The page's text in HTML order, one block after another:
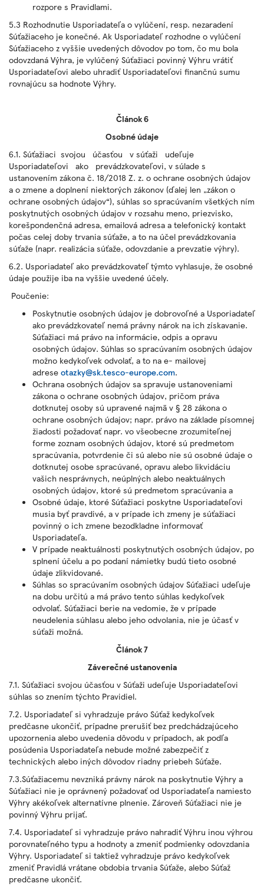
rozpore s Pravidlami.
5.3 Rozhodnutie Usporiadateľa o vylúčení, resp. nezaradení
Súťažiaceho je konečné. Ak Usporiadateľ rozhodne o vylúčení
Súťažiaceho z vyššie uvedených dôvodov po tom, čo mu bola
odovzdaná Výhra, je vylúčený Súťažiaci povinný Výhru vrátiť
Usporiadateľovi alebo uhradiť Usporiadateľovi finančnú sumu
rovnajúcu sa hodnote Výhry.
Článok 6
Osobné údaje
6.1. Súťažiaci svojou účasťou v súťaži udeľuje
Usporiadateľovi ako prevádzkovateľovi, v súlade s
ustanovením zákona č. 18/2018 Z. z. o ochrane osobných údajov
a o zmene a doplnení niektorých zákonov (ďalej len „zákon o
ochrane osobných údajov“), súhlas so spracúvaním všetkých ním
poskytnutých osobných údajov v rozsahu meno, priezvisko,
korešpondenčná adresa, emailová adresa a telefonický kontakt
počas celej doby trvania súťaže, a to na účel prevádzkovania
súťaže (napr. realizácia súťaže, odovzdanie a prevzatie výhry).
6.2. Usporiadateľ ako prevádzkovateľ týmto vyhlasuje, že osobné
údaje použije iba na vyššie uvedené účely.
Poučenie:
Poskytnutie osobných údajov je dobrovoľné a Usporiadateľ
ako prevádzkovateľ nemá právny nárok na ich získavanie.
Súťažiaci má právo na informácie, odpis a opravu
osobných údajov. Súhlas so spracúvaním osobných údajov
možno kedykoľvek odvolať, a to na e- mailovej
adrese otazky@sk.tesco-europe.com.
Ochrana osobných údajov sa spravuje ustanoveniami
zákona o ochrane osobných údajov, pričom práva
dotknutej osoby sú upravené najmä v § 28 zákona o
ochrane osobných údajov; napr. právo na základe písomnej
žiadosti požadovať napr. vo všeobecne zrozumiteľnej
forme zoznam osobných údajov, ktoré sú predmetom
spracúvania, potvrdenie či sú alebo nie sú osobné údaje o
dotknutej osobe spracúvané, opravu alebo likvidáciu
vašich nesprávnych, neúplných alebo neaktuálnych
osobných údajov, ktoré sú predmetom spracúvania a
Osobné údaje, ktoré Súťažiaci poskytne Usporiadateľovi
musia byť pravdivé, a v prípade ich zmeny je súťažiaci
povinný o ich zmene bezodkladne informovať
Usporiadateľa.
V prípade neaktuálnosti poskytnutých osobných údajov, po
splnení účelu a po podaní námietky budú tieto osobné
údaje zlikvidované.
Súhlas so spracúvaním osobných údajov Súťažiaci udeľuje
na dobu určitú a má právo tento súhlas kedykoľvek
odvolať. Súťažiaci berie na vedomie, že v prípade
neudelenia súhlasu alebo jeho odvolania, nie je účasť v
súťaži možná.
Článok 7
Záverečné ustanovenia
7.1. Súťažiaci svojou účasťou v Súťaži udeľuje Usporiadateľovi
súhlas so znením týchto Pravidiel.
7.2. Usporiadateľ si vyhradzuje právo Súťaž kedykoľvek
predčasne ukončiť, prípadne prerušiť bez predchádzajúceho
upozornenia alebo uvedenia dôvodu v prípadoch, ak podľa
posúdenia Usporiadateľa nebude možné zabezpečiť z
technických alebo iných dôvodov riadny priebeh Súťaže.
7.3.Súťažiacemu nevzniká právny nárok na poskytnutie Výhry a
Súťažiaci nie je oprávnený požadovať od Usporiadateľa namiesto
Výhry akékoľvek alternatívne plnenie. Zároveň Súťažiaci nie je
povinný Výhru prijať.
7.4. Usporiadateľ si vyhradzuje právo nahradiť Výhru inou výhrou
porovnateľného typu a hodnoty a zmeniť podmienky odovzdania
Výhry. Usporiadateľ si taktiež vyhradzuje právo kedykoľvek
zmeniť Pravidlá vrátane obdobia trvania Súťaže, alebo Súťaž
predčasne ukončiť.